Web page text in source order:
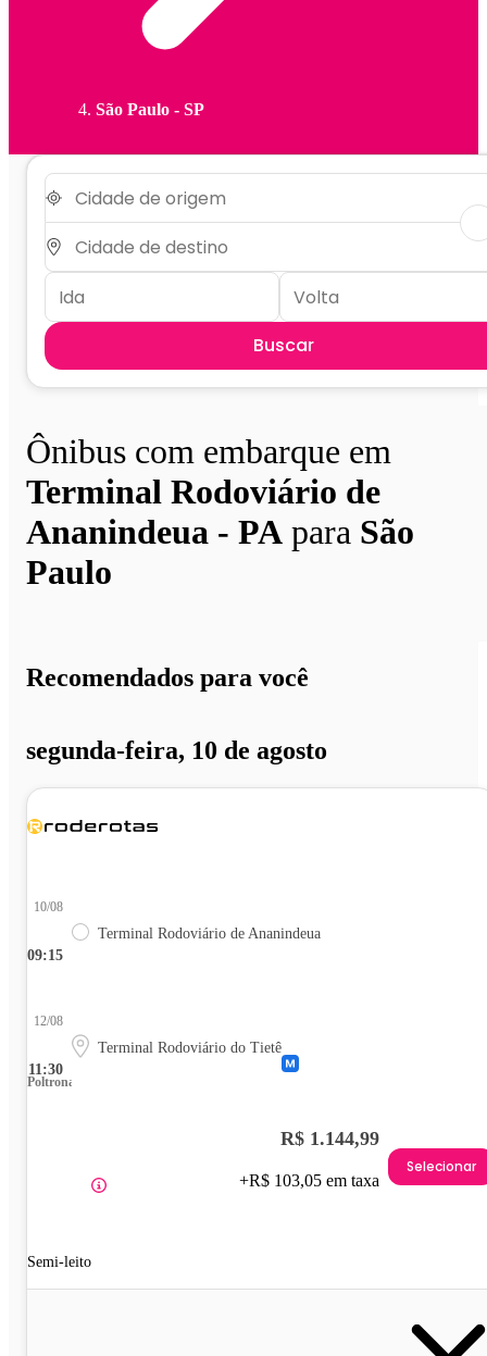
São Paulo - SP
Buscar
Ônibus com embarque em
Terminal Rodoviário de
Ananindeua - PA para São
Paulo
Recomendados para você
segunda-feira, 10 de agosto
09:15
10/08
Terminal Rodoviário de Ananindeua
11:30
12/08
Terminal Rodoviário do Tietê
Poltrona
Semi-leito
R$ 1.144,99
+R$ 103,05 em taxa
Selecionar